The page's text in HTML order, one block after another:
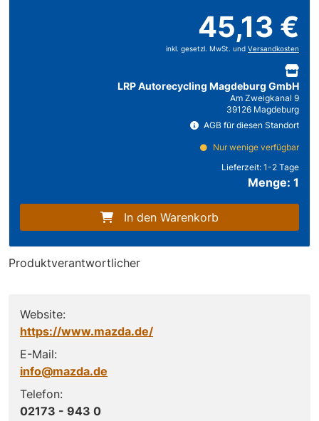
45,13 €
inkl. gesetzl. MwSt. und Versandkosten
LRP Autorecycling Magdeburg GmbH
Am Zweigkanal 9
39126 Magdeburg
AGB für diesen Standort
Nur wenige verfügbar
Lieferzeit: 1-2 Tage
Menge: 1
In den Warenkorb
Produktverantwortlicher
Website:
https://www.mazda.de/
E-Mail:
info@mazda.de
Telefon:
02173 - 943 0